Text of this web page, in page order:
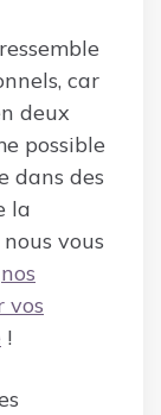
car
deux
possible
dans des
la
vous
nos
vos
!